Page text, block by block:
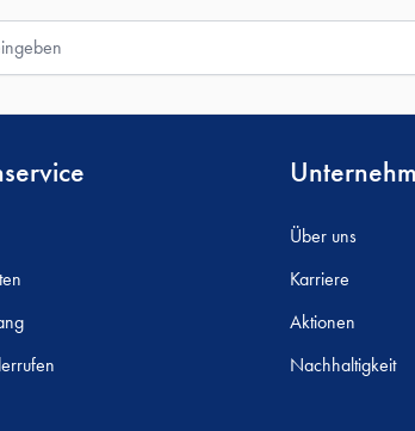
Über uns
Karriere
Aktionen
Nachhaltigkeit